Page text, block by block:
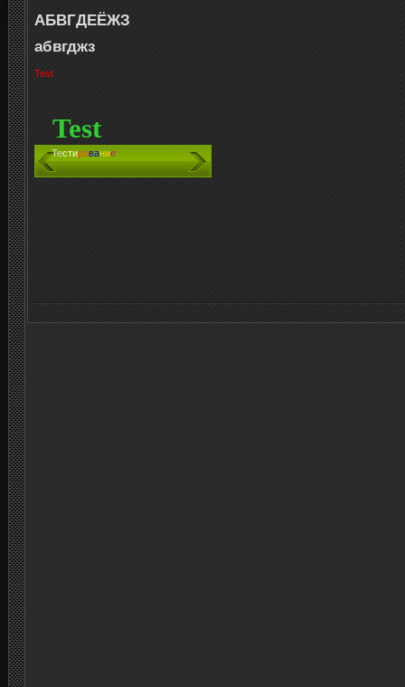
АБВГДЕЁЖЗ
абвгджз
Test
Test
Тестирование